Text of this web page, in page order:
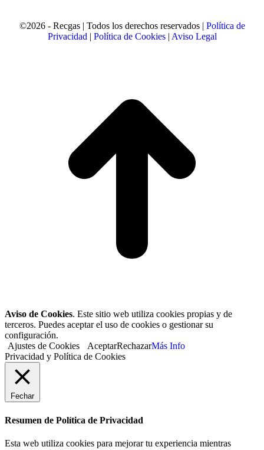
©2026 - Recgas | Todos los derechos reservados | Política de
Privacidad | Política de Cookies| Aviso Legal
Aviso de Cookies. Este sitio web utiliza cookies propias y de
terceros. Puedes aceptar el uso de cookies o gestionar su
configuración.
Ajustes de Cookies
AceptarRechazarMás Info
Privacidad y Política de Cookies
Fechar
Resumen de Política de Privacidad
Esta web utiliza cookies para mejorar tu experiencia mientras